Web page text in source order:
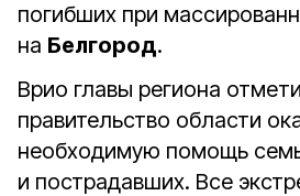
погибших при
на Белгород.
Врио главы региона
правительство области
необходимую помощь
и пострадавших. Все